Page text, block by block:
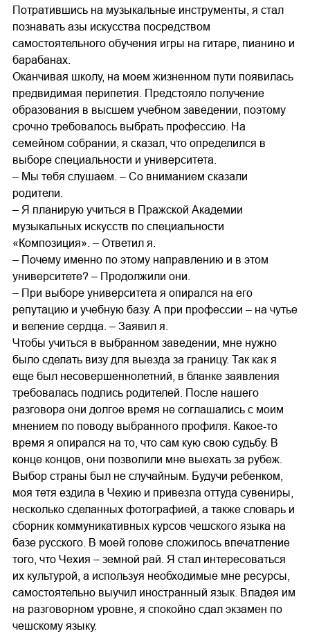
Потратившись на музыкальные инструменты, я стал
познавать азы искусства посредством
самостоятельного обучения игры на гитаре, пианино и
барабанах.
Оканчивая школу, на моем жизненном пути появилась
предвидимая перипетия. Предстояло получение
образования в высшем учебном заведении, поэтому
срочно требовалось выбрать профессию. На
семейном собрании, я сказал, что определился в
выборе специальности и университета.
– Мы тебя слушаем. – Со вниманием сказали
родители.
– Я планирую учиться в Пражской Академии
музыкальных искусств по специальности
«Композиция». – Ответил я.
– Почему именно по этому направлению и в этом
университете? – Продолжили они.
– При выборе университета я опирался на его
репутацию и учебную базу. А при профессии – на чутье
и веление сердца. – Заявил я.
Чтобы учиться в выбранном заведении, мне нужно
было сделать визу для выезда за границу. Так как я
еще был несовершеннолетний, в бланке заявления
требовалась подпись родителей. После нашего
разговора они долгое время не соглашались с моим
мнением по поводу выбранного профиля. Какое-то
время я опирался на то, что сам кую свою судьбу. В
конце концов, они позволили мне выехать за рубеж.
Выбор страны был не случайным. Будучи ребенком,
моя тетя ездила в Чехию и привезла оттуда сувениры,
несколько сделанных фотографией, а также словарь и
сборник коммуникативных курсов чешского языка на
базе русского. В моей голове сложилось впечатление
того, что Чехия – земной рай. Я стал интересоваться
их культурой, а используя необходимые мне ресурсы,
самостоятельно выучил иностранный язык. Владея им
на разговорном уровне, я спокойно сдал экзамен по
чешскому языку.